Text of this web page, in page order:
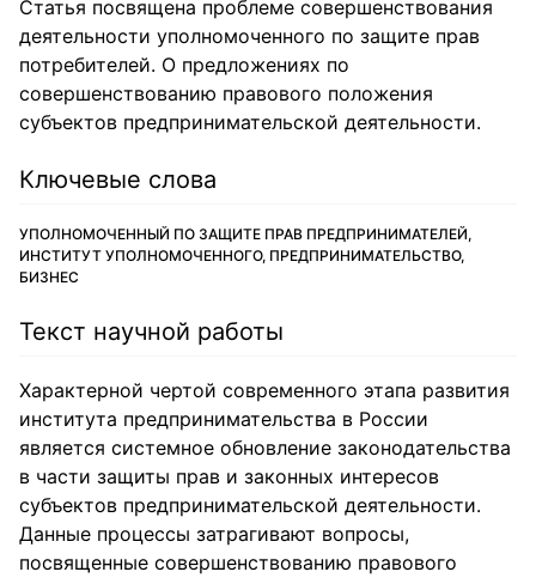
Статья посвящена проблеме совершенствования
деятельности уполномоченного по защите прав
потребителей. О предложениях по
совершенствованию правового положения
субъектов предпринимательской деятельности.
Ключевые слова
УПОЛНОМОЧЕННЫЙ ПО ЗАЩИТЕ ПРАВ ПРЕДПРИНИМАТЕЛЕЙ,
ИНСТИТУТ УПОЛНОМОЧЕННОГО, ПРЕДПРИНИМАТЕЛЬСТВО,
БИЗНЕС
Текст научной работы
Характерной чертой современного этапа развития
института предпринимательства в России
является системное обновление законодательства
в части защиты прав и законных интересов
субъектов предпринимательской деятельности.
Данные процессы затрагивают вопросы,
посвященные совершенствованию правового